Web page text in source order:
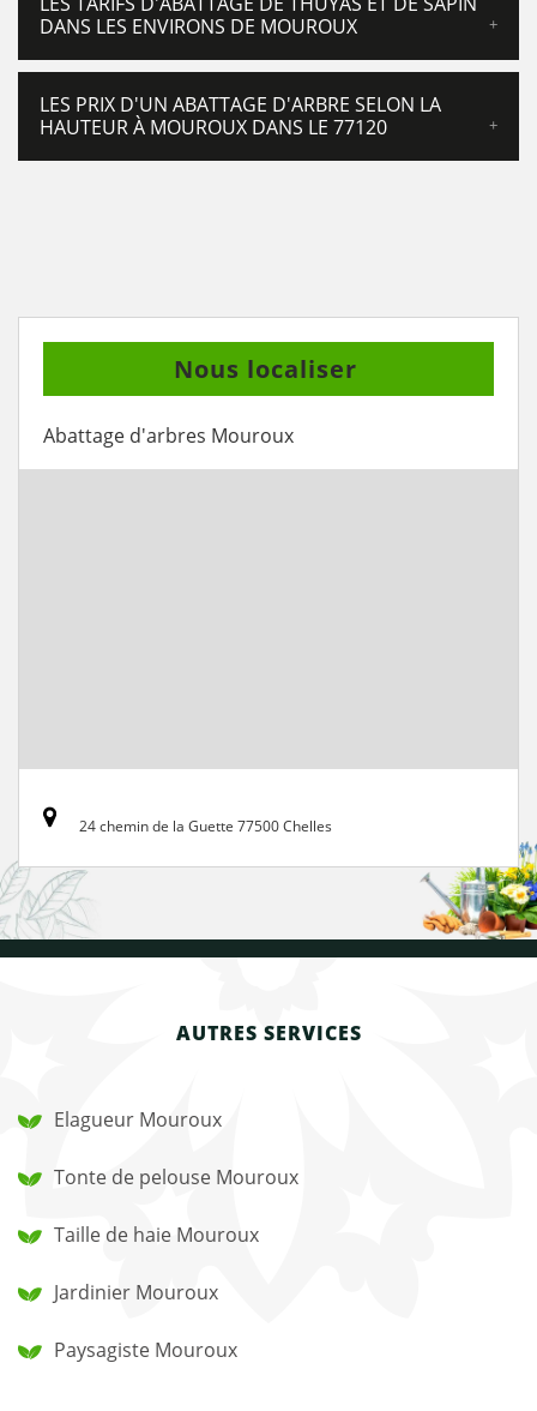
DANS LES ENVIRONS DE MOUROUX
LES PRIX D'UN ABATTAGE D'ARBRE SELON LA
HAUTEUR À MOUROUX DANS LE 77120
Nous localiser
Abattage d'arbres Mouroux
24 chemin de la Guette 77500 Chelles
AUTRES SERVICES
Elagueur Mouroux
Tonte de pelouse Mouroux
Taille de haie Mouroux
Jardinier Mouroux
Paysagiste Mouroux